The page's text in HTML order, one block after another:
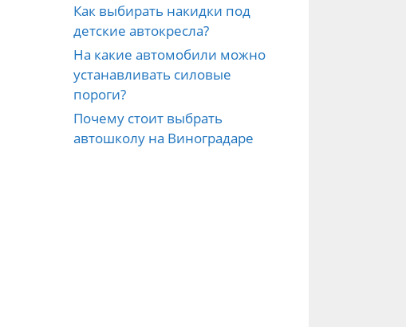
Как выбирать накидки под
детские автокресла?
На какие автомобили можно
устанавливать силовые
пороги?
Почему стоит выбрать
автошколу на Виноградаре